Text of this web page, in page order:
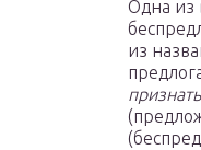
Одна из
из